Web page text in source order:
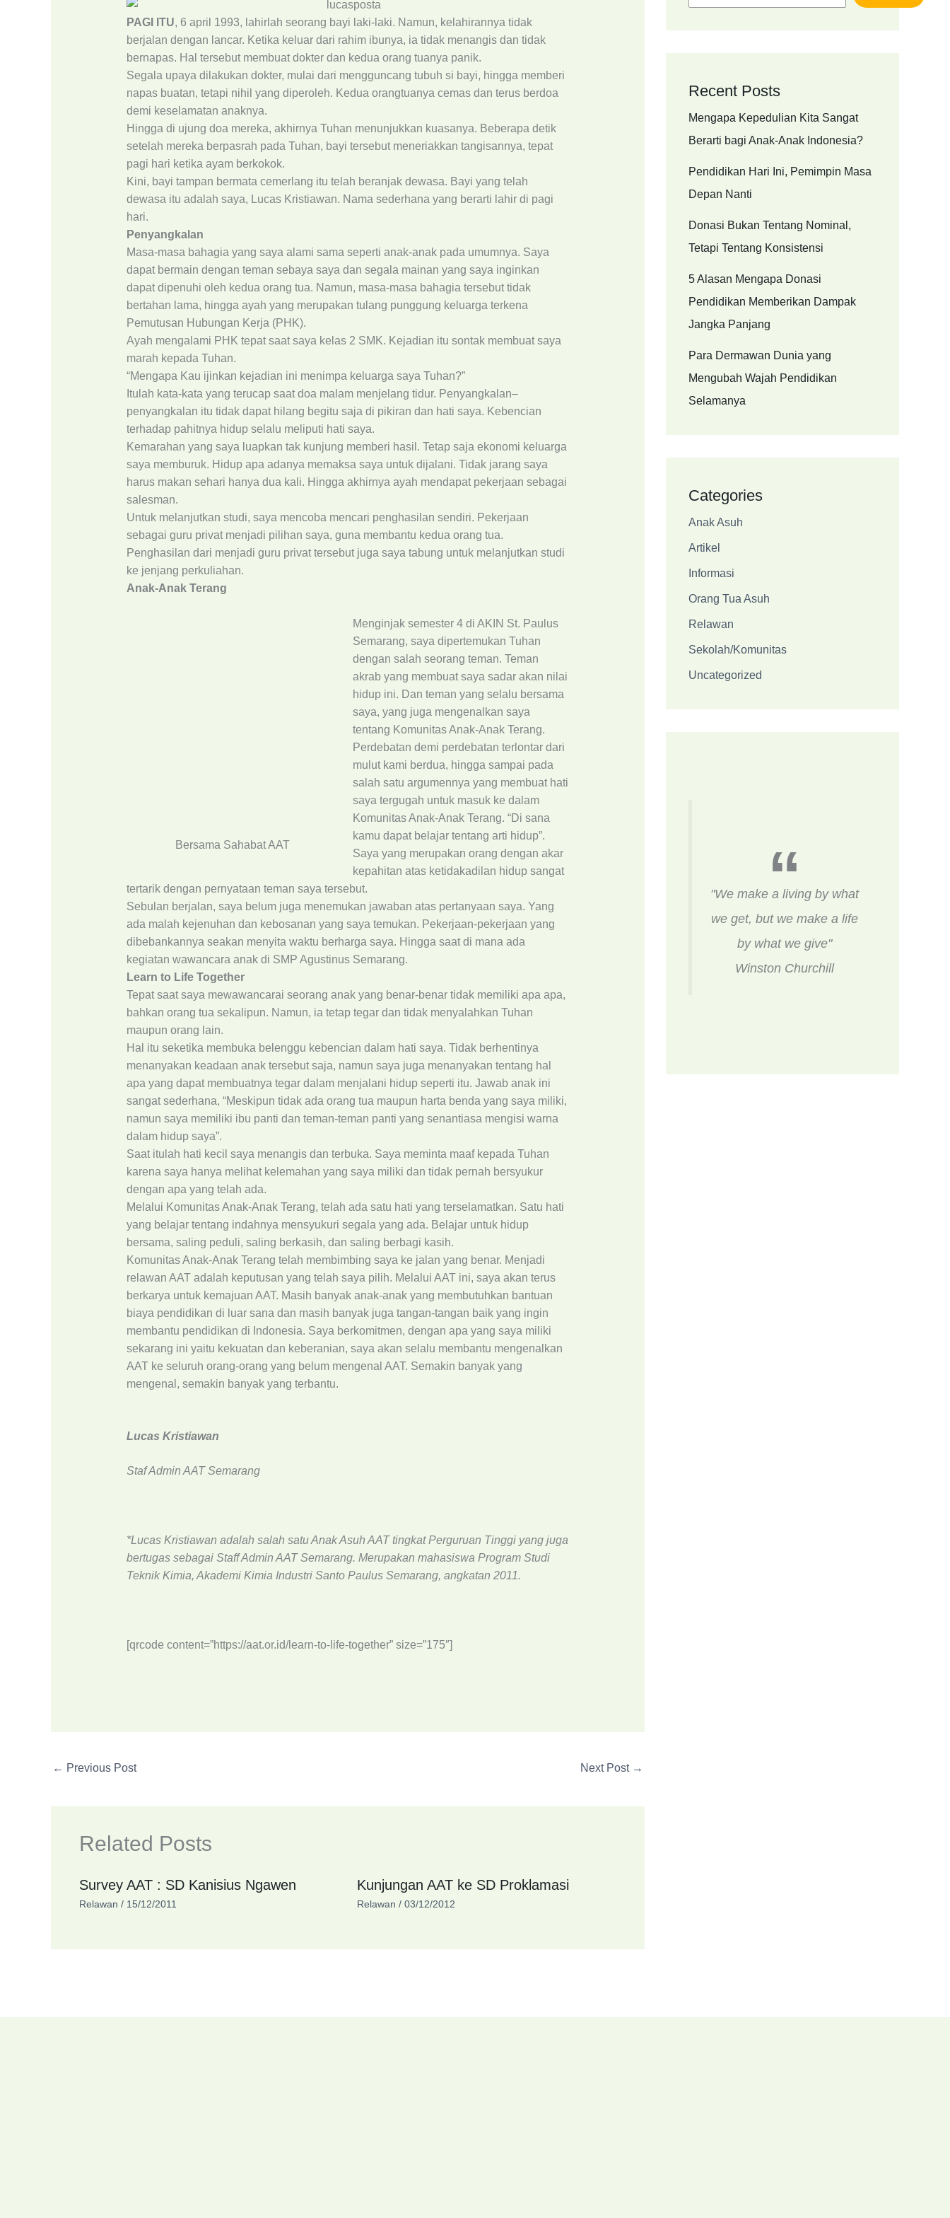
PAGI ITU, 6 april 1993, lahirlah seorang bayi laki-laki. Namun, kelahirannya tidak
berjalan dengan lancar. Ketika keluar dari rahim ibunya, ia tidak menangis dan tidak
bernapas. Hal tersebut membuat dokter dan kedua orang tuanya panik.
Segala upaya dilakukan dokter, mulai dari mengguncang tubuh si bayi, hingga memberi
napas buatan, tetapi nihil yang diperoleh. Kedua orangtuanya cemas dan terus berdoa
demi keselamatan anaknya.
Hingga di ujung doa mereka, akhirnya Tuhan menunjukkan kuasanya. Beberapa detik
setelah mereka berpasrah pada Tuhan, bayi tersebut meneriakkan tangisannya, tepat
pagi hari ketika ayam berkokok.
Kini, bayi tampan bermata cemerlang itu telah beranjak dewasa. Bayi yang telah
dewasa itu adalah saya, Lucas Kristiawan. Nama sederhana yang berarti lahir di pagi
hari.
Penyangkalan
Masa-masa bahagia yang saya alami sama seperti anak-anak pada umumnya. Saya
dapat bermain dengan teman sebaya saya dan segala mainan yang saya inginkan
dapat dipenuhi oleh kedua orang tua. Namun, masa-masa bahagia tersebut tidak
bertahan lama, hingga ayah yang merupakan tulang punggung keluarga terkena
Pemutusan Hubungan Kerja (PHK).
Ayah mengalami PHK tepat saat saya kelas 2 SMK. Kejadian itu sontak membuat saya
marah kepada Tuhan.
“Mengapa Kau ijinkan kejadian ini menimpa keluarga saya Tuhan?”
Itulah kata-kata yang terucap saat doa malam menjelang tidur. Penyangkalan–
penyangkalan itu tidak dapat hilang begitu saja di pikiran dan hati saya. Kebencian
terhadap pahitnya hidup selalu meliputi hati saya.
Kemarahan yang saya luapkan tak kunjung memberi hasil. Tetap saja ekonomi keluarga
saya memburuk. Hidup apa adanya memaksa saya untuk dijalani. Tidak jarang saya
harus makan sehari hanya dua kali. Hingga akhirnya ayah mendapat pekerjaan sebagai
salesman.
Untuk melanjutkan studi, saya mencoba mencari penghasilan sendiri. Pekerjaan
sebagai guru privat menjadi pilihan saya, guna membantu kedua orang tua.
Penghasilan dari menjadi guru privat tersebut juga saya tabung untuk melanjutkan studi
ke jenjang perkuliahan.
Anak-Anak Terang
Bersama Sahabat AAT
Menginjak semester 4 di AKIN St. Paulus
Semarang, saya dipertemukan Tuhan
dengan salah seorang teman. Teman
akrab yang membuat saya sadar akan nilai
hidup ini. Dan teman yang selalu bersama
saya, yang juga mengenalkan saya
tentang Komunitas Anak-Anak Terang.
Perdebatan demi perdebatan terlontar dari
mulut kami berdua, hingga sampai pada
salah satu argumennya yang membuat hati
saya tergugah untuk masuk ke dalam
Komunitas Anak-Anak Terang. “Di sana
kamu dapat belajar tentang arti hidup”.
Saya yang merupakan orang dengan akar
kepahitan atas ketidakadilan hidup sangat
tertarik dengan pernyataan teman saya tersebut.
Sebulan berjalan, saya belum juga menemukan jawaban atas pertanyaan saya. Yang
ada malah kejenuhan dan kebosanan yang saya temukan. Pekerjaan-pekerjaan yang
dibebankannya seakan menyita waktu berharga saya. Hingga saat di mana ada
kegiatan wawancara anak di SMP Agustinus Semarang.
Learn to Life Together
Tepat saat saya mewawancarai seorang anak yang benar-benar tidak memiliki apa apa,
bahkan orang tua sekalipun. Namun, ia tetap tegar dan tidak menyalahkan Tuhan
maupun orang lain.
Hal itu seketika membuka belenggu kebencian dalam hati saya. Tidak berhentinya
menanyakan keadaan anak tersebut saja, namun saya juga menanyakan tentang hal
apa yang dapat membuatnya tegar dalam menjalani hidup seperti itu. Jawab anak ini
sangat sederhana, “Meskipun tidak ada orang tua maupun harta benda yang saya miliki,
namun saya memiliki ibu panti dan teman-teman panti yang senantiasa mengisi warna
dalam hidup saya”.
Saat itulah hati kecil saya menangis dan terbuka. Saya meminta maaf kepada Tuhan
karena saya hanya melihat kelemahan yang saya miliki dan tidak pernah bersyukur
dengan apa yang telah ada.
Melalui Komunitas Anak-Anak Terang, telah ada satu hati yang terselamatkan. Satu hati
yang belajar tentang indahnya mensyukuri segala yang ada. Belajar untuk hidup
bersama, saling peduli, saling berkasih, dan saling berbagi kasih.
Komunitas Anak-Anak Terang telah membimbing saya ke jalan yang benar. Menjadi
relawan AAT adalah keputusan yang telah saya pilih. Melalui AAT ini, saya akan terus
berkarya untuk kemajuan AAT. Masih banyak anak-anak yang membutuhkan bantuan
biaya pendidikan di luar sana dan masih banyak juga tangan-tangan baik yang ingin
membantu pendidikan di Indonesia. Saya berkomitmen, dengan apa yang saya miliki
sekarang ini yaitu kekuatan dan keberanian, saya akan selalu membantu mengenalkan
AAT ke seluruh orang-orang yang belum mengenal AAT. Semakin banyak yang
mengenal, semakin banyak yang terbantu.
Lucas Kristiawan
Staf Admin AAT Semarang
*Lucas Kristiawan adalah salah satu Anak Asuh AAT tingkat Perguruan Tinggi yang juga
bertugas sebagai Staff Admin AAT Semarang. Merupakan mahasiswa Program Studi
Teknik Kimia, Akademi Kimia Industri Santo Paulus Semarang, angkatan 2011.
[qrcode content=”https://aat.or.id/learn-to-life-together” size=”175″]
← Previous Post Next Post →
Related Posts
Survey AAT : SD Kanisius Ngawen
Relawan / 15/12/2011
Kunjungan AAT ke SD Proklamasi
Relawan / 03/12/2012
Recent Posts
Mengapa Kepedulian Kita Sangat
Berarti bagi Anak-Anak Indonesia?
Pendidikan Hari Ini, Pemimpin Masa
Depan Nanti
Donasi Bukan Tentang Nominal,
Tetapi Tentang Konsistensi
5 Alasan Mengapa Donasi
Pendidikan Memberikan Dampak
Jangka Panjang
Para Dermawan Dunia yang
Mengubah Wajah Pendidikan
Selamanya
Categories
Anak Asuh
Artikel
Informasi
Orang Tua Asuh
Relawan
Sekolah/Komunitas
Uncategorized
"We make a living by what
we get, but we make a life
by what we give"
Winston Churchill